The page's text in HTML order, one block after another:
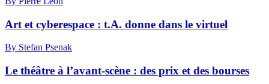
Art et cyberespace : t.A. donne dans le virtuel
By Stefan Psenak
Le théâtre à l’avant-scène : des prix et des bourses